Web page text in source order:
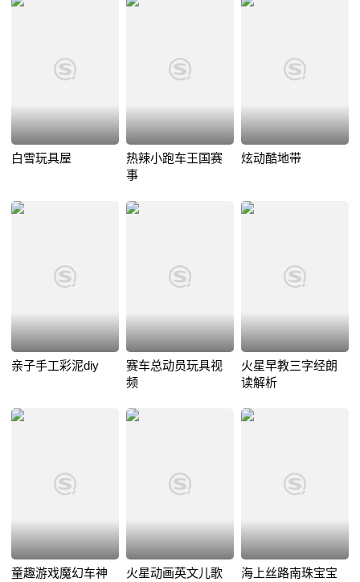
白雪玩具屋
热辣小跑车王国赛
事
炫动酷地带
亲子手工彩泥diy
赛车总动员玩具视
频
火星早教三字经朗
读解析
童趣游戏魔幻车神
火星动画英文儿歌
海上丝路南珠宝宝